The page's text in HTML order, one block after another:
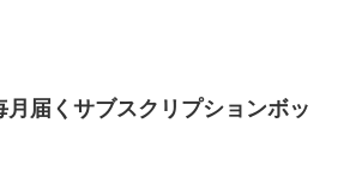
届くサブスクリプションボッ